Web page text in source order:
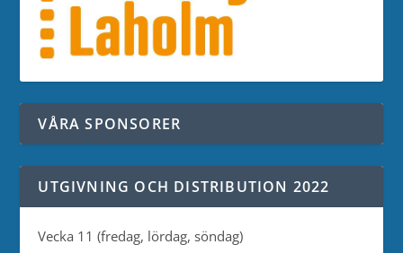
VÅRA SPONSORER
UTGIVNING OCH DISTRIBUTION 2022
Vecka 11 (fredag, lördag, söndag)